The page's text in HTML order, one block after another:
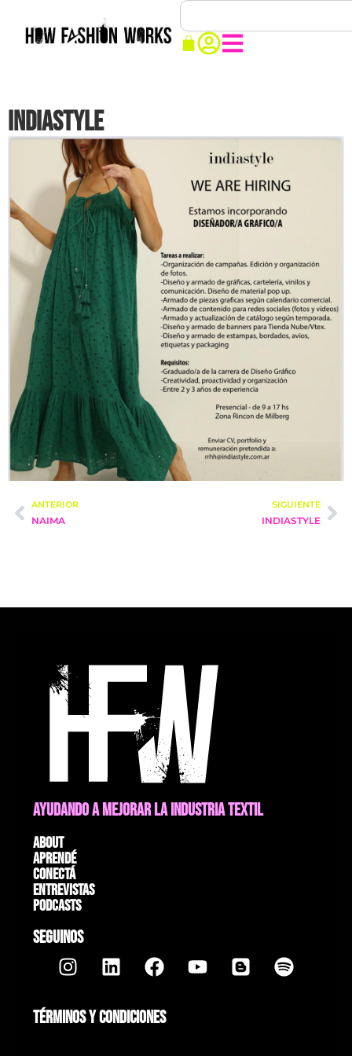
INDIASTYLE
ANTERIOR
NAIMA
SIGUIENTE
INDIASTYLE
AYUDANDO A MEJORAR LA INDUSTRIA TEXTIL
About
Aprendé
Conectá
Entrevistas
Podcasts
SEGUINOS
TÉRMINOS Y CONDICIONES